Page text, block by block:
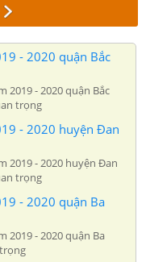
- 2020 quận Bắc
2019 - 2020 quận Bắc
trọng
- 2020 huyện Đan
2019 - 2020 huyện Đan
trọng
- 2020 quận Ba
2019 - 2020 quận Ba